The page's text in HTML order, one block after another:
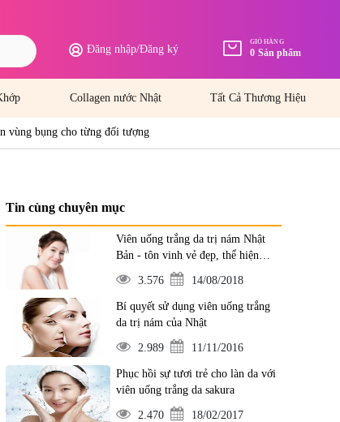
Đăng nhập/Đăng ký
GIỎ HÀNG
0 Sản phẩm
Collagen nước Nhật Tất Cả Thương Hiệu
vùng bụng cho từng đối tượng
Tin cùng chuyên mục
Viên uống trắng da trị nám Nhật
Bản - tôn vinh vẻ đẹp, thể hiện
đẳng cấp
3.576 14/08/2018
Bí quyết sử dụng viên uống trắng
da trị nám của Nhật
2.989 11/11/2016
Phục hồi sự tươi trẻ cho làn da với
viên uống trắng da sakura
2.470 18/02/2017